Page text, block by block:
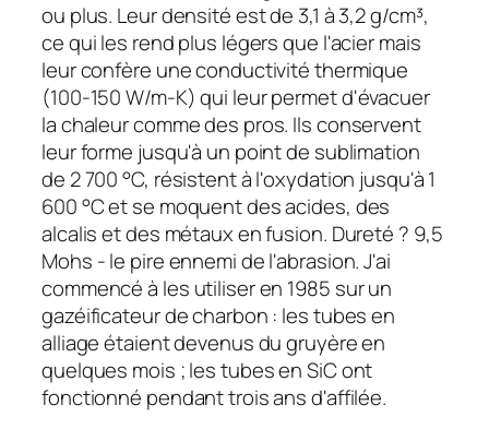
ou plus. Leur densité est de 3,1 à 3,2 g/cm³,
ce qui les rend plus légers que l'acier mais
leur confère une conductivité thermique
(100-150 W/m-K) qui leur permet d'évacuer
la chaleur comme des pros. Ils conservent
leur forme jusqu'à un point de sublimation
de 2 700 °C, résistent à l'oxydation jusqu'à 1
600 °C et se moquent des acides, des
alcalis et des métaux en fusion. Dureté ? 9,5
Mohs - le pire ennemi de l'abrasion. J'ai
commencé à les utiliser en 1985 sur un
gazéificateur de charbon : les tubes en
alliage étaient devenus du gruyère en
quelques mois ; les tubes en SiC ont
fonctionné pendant trois ans d'affilée.